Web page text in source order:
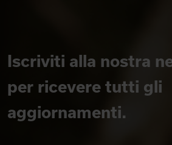
Iscriviti alla nostra
per ricevere tutti gli
aggiornamenti.